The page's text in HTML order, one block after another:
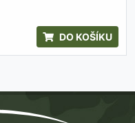
DO KOŠÍKU